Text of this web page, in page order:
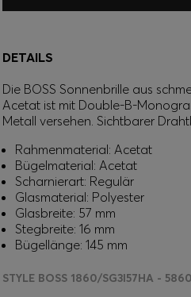
DETAILS
Die BOSS Sonnenbrille aus
Acetat ist mit Double-B-
Metall versehen. Sichtbarer
Rahmenmaterial: Acetat
Bügelmaterial: Acetat
Scharnierart: Regulär
Glasmaterial: Polyester
Glasbreite: 57 mm
Stegbreite: 16 mm
Bügellänge: 145 mm
STYLE BOSS 1860/SG3I57HA -